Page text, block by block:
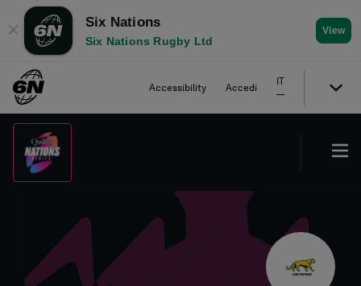
✕
Six Nations
Six Nations Rugby Ltd
View
Accessibility Accedi
IT